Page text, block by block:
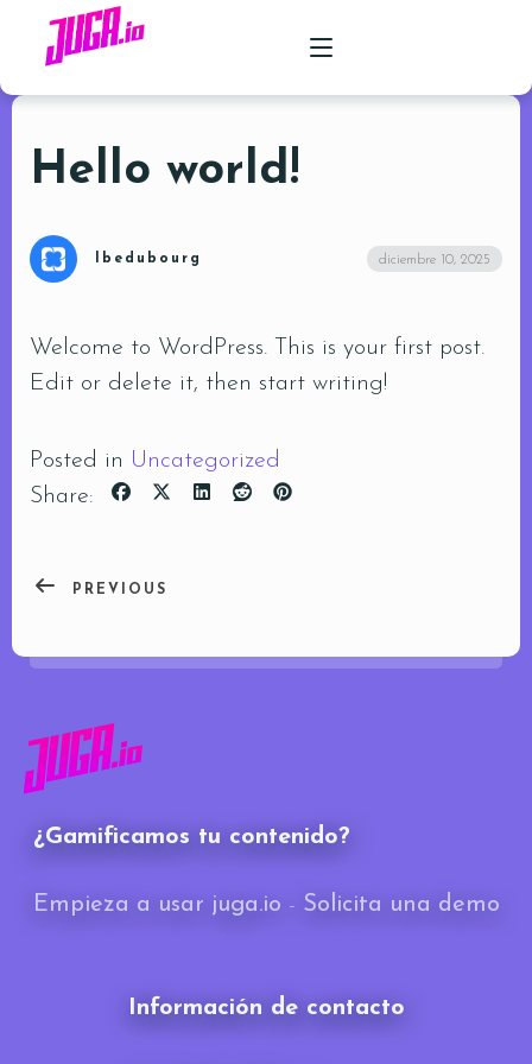
PRODUCTO
PRECIOS
Hello world!
lbedubourg diciembre 10, 2025
Welcome to WordPress. This is your first post.
Edit or delete it, then start writing!
Posted in Uncategorized
Share:
PREVIOUS
¿Gamificamos tu contenido?
Empieza a usar juga.io - Solicita una demo
Información de contacto